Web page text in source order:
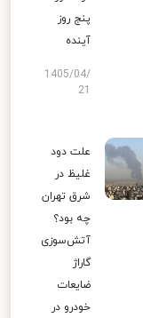
پنج روز
آینده
1405/04/
علت دود
غلیظ در
شرق تهران
چه بود؟
آتش‌سوزی
گاراژ
ضایعات
خودرو در